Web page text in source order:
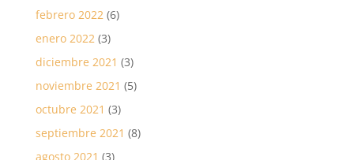
febrero 2022(6)
enero 2022(3)
diciembre 2021 (3)
noviembre 2021 (5)
octubre 2021 (3)
septiembre 2021 (8)
agosto 2021 (3)